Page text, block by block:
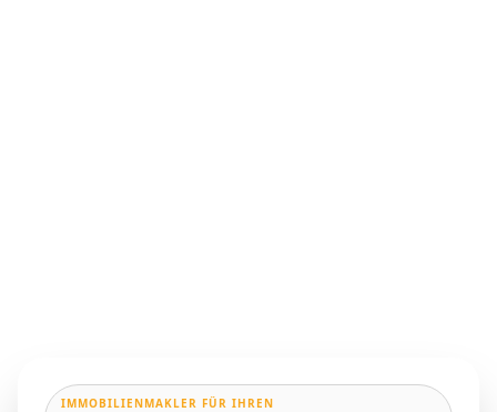
IMMOBILIENMAKLER FÜR IHREN